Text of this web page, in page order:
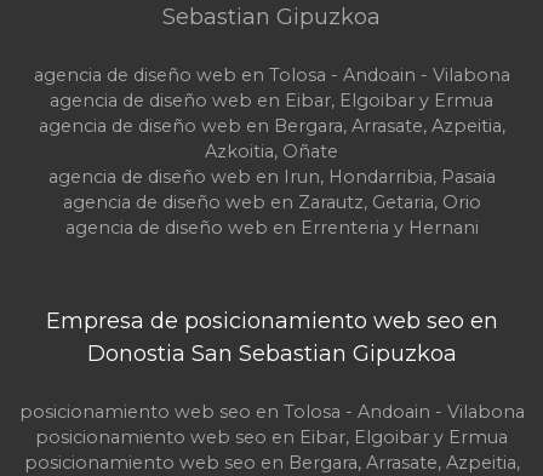
Sebastian Gipuzkoa
agencia de diseño web en Tolosa - Andoain - Vilabona
agencia de diseño web en Eibar, Elgoibar y Ermua
agencia de diseño web en Bergara, Arrasate, Azpeitia,
Azkoitia, Oñate
agencia de diseño web en Irun, Hondarribia, Pasaia
agencia de diseño web en Zarautz, Getaria, Orio
agencia de diseño web en Errenteria y Hernani
Empresa de posicionamiento web seo en
Donostia San Sebastian Gipuzkoa
posicionamiento web seo en Tolosa - Andoain - Vilabona
posicionamiento web seo en Eibar, Elgoibar y Ermua
posicionamiento web seo en Bergara, Arrasate, Azpeitia,